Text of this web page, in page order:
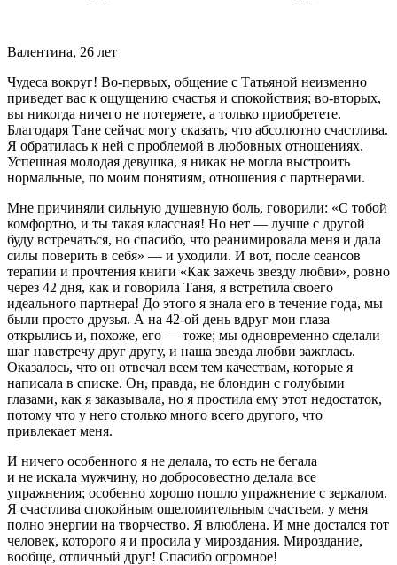
Валентина, 26 лет
Чудеса вокруг! Во-первых, общение с Татьяной неизменно
приведет вас к ощущению счастья и спокойствия; во-вторых,
вы никогда ничего не потеряете, а только приобретете.
Благодаря Тане сейчас могу сказать, что абсолютно счастлива.
Я обратилась к ней с проблемой в любовных отношениях.
Успешная молодая девушка, я никак не могла выстроить
нормальные, по моим понятиям, отношения с партнерами.
Мне причиняли сильную душевную боль, говорили: «С тобой
комфортно, и ты такая классная! Но нет — лучше с другой
буду встречаться, но спасибо, что реанимировала меня и дала
силы поверить в себя» — и уходили. И вот, после сеансов
терапии и прочтения книги «Как зажечь звезду любви», ровно
через 42 дня, как и говорила Таня, я встретила своего
идеального партнера! До этого я знала его в течение года, мы
были просто друзья. А на 42-ой день вдруг мои глаза
открылись и, похоже, его — тоже; мы одновременно сделали
шаг навстречу друг другу, и наша звезда любви зажглась.
Оказалось, что он отвечал всем тем качествам, которые я
написала в списке. Он, правда, не блондин с голубыми
глазами, как я заказывала, но я простила ему этот недостаток,
потому что у него столько много всего другого, что
привлекает меня.
И ничего особенного я не делала, то есть не бегала
и не искала мужчину, но добросовестно делала все
упражнения; особенно хорошо пошло упражнение с зеркалом.
Я счастлива спокойным ошеломительным счастьем, у меня
полно энергии на творчество. Я влюблена. И мне достался тот
человек, которого я и просила у мироздания. Мироздание,
вообще, отличный друг! Спасибо огромное!